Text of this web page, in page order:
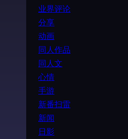
业界评论
分享
动画
同人作品
同人文
心情
手游
新番扫雷
新闻
日影